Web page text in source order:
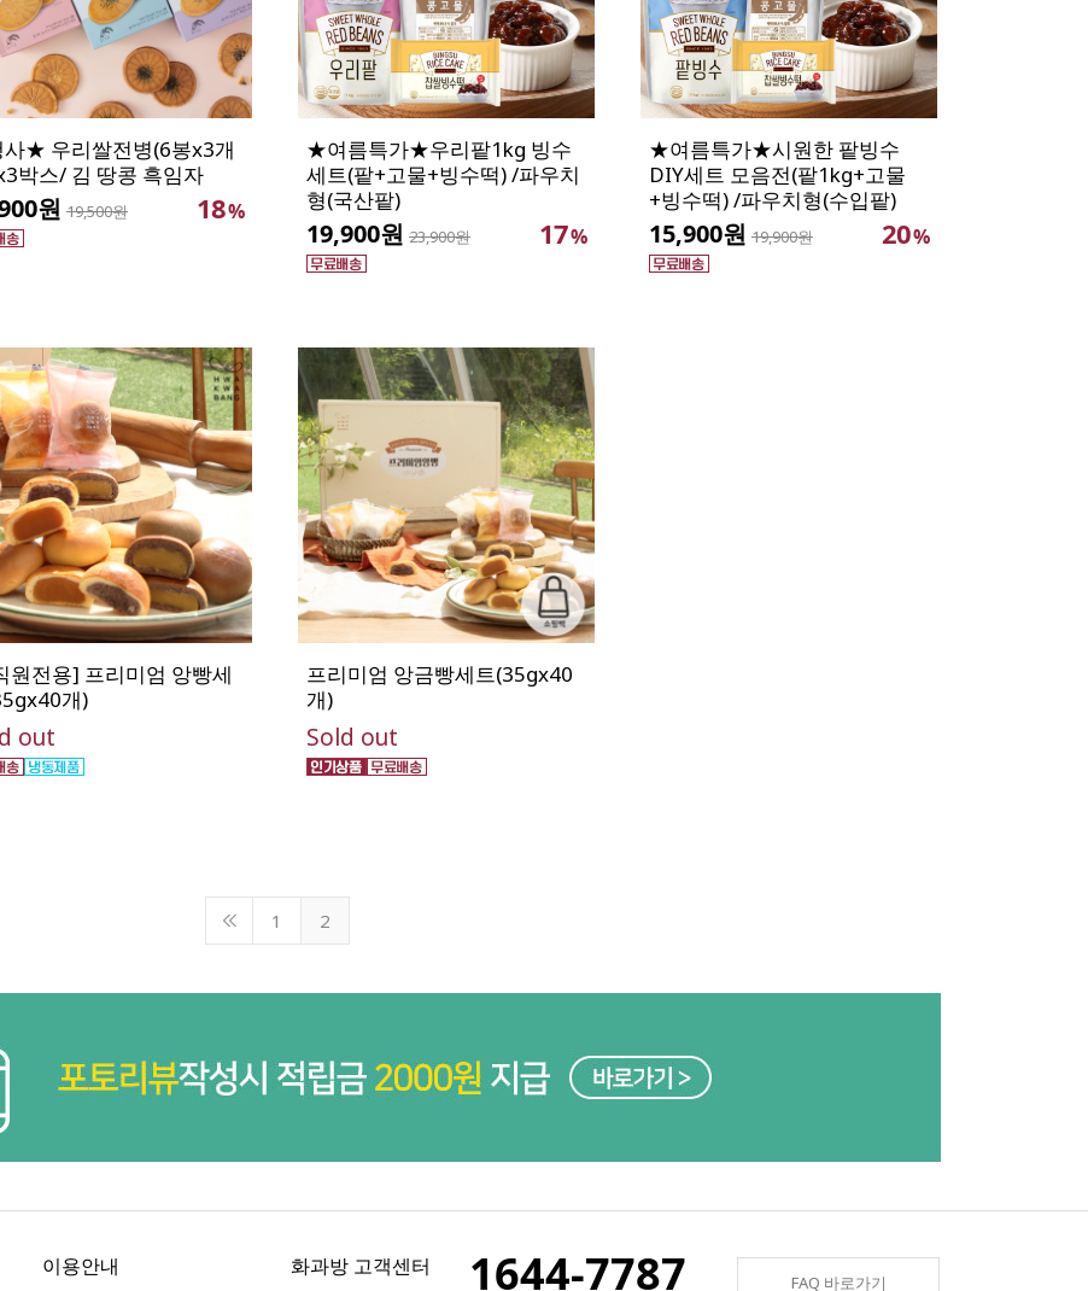
★ 우리쌀전병(6봉x3개
박스/ 김 땅콩 흑임자
원 19,500원 18%
★여름특가★우리팥1kg 빙수
세트(팥+고물+빙수떡) /파우치
형(국산팥)
19,900원 23,900원 17%
★여름특가★시원한 팥빙수
DIY세트 모음전(팥1kg+고물
+빙수떡) /파우치형(수입팥)
15,900원 19,900원 20%
원전용] 프리미엄 앙빵세
개)
out
프리미엄 앙금빵세트(35gx40
개)
Sold out
1 2
이용안내 화과방 고객센터 1644-7787 FAQ 바로가기